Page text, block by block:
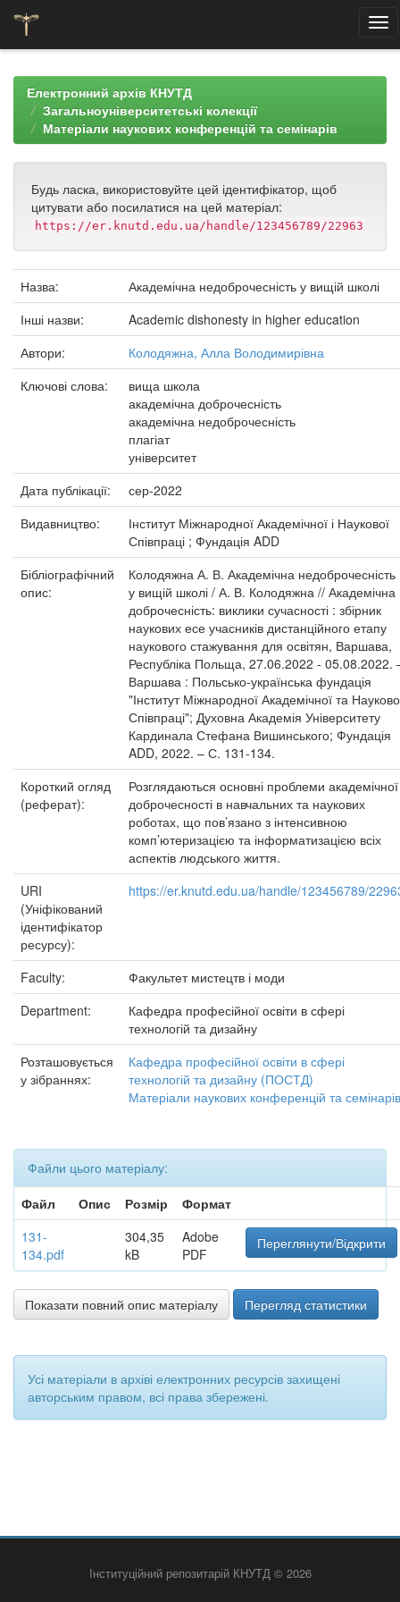
navigationЕлектронний архів КНУТД
Загальноуніверситетські колекції
Матеріали наукових конференцій та семінарів
Будь ласка, використовуйте цей ідентифікатор, щоб
цитувати або посилатися на цей матеріал:
https://er.knutd.edu.ua/handle/123456789/22963
Назва:
Академічна недоброчесність у вищій школі
Інші назви:
Academic dishonesty in higher education
Автори:
Колодяжна, Алла Володимирівна
Ключові слова:
вища школа
академічна доброчесність
академічна недоброчесність
плагіат
університет
Дата публікації:
сер-2022
Видавництво:
Інститут Міжнародної Академічної і Наукової
Співпраці ; Фундація ADD
Бібліографічний
опис:
Колодяжна А. В. Академічна недоброчесність
у вищій школі / А. В. Колодяжна // Академічна
доброчесність: виклики сучасності : збірник
наукових есе учасників дистанційного етапу
наукового стажування для освітян, Варшава,
Республіка Польща, 27.06.2022 - 05.08.2022.
Варшава : Польсько-українська фундація
"Інститут Міжнародної Академічної та
Співпраці"; Духовна Академія Університету
Кардинала Стефана Вишинського; Фундація
ADD, 2022. – С. 131-134.
Короткий огляд
(реферат):
Розглядаються основні проблеми академічної
доброчесності в навчальних та наукових
роботах, що пов’язано з інтенсивною
комп’ютеризацією та інформатизацією всіх
аспектів людського життя.
URI
(Уніфікований
ідентифікатор
ресурсу):
https://er.knutd.edu.ua/handle/123456789/
Faculty:
Факультет мистецтв і моди
Department:
Кафедра професійної освіти в сфері
технологій та дизайну
Розташовується
у зібраннях:
Кафедра професійної освіти в сфері
технологій та дизайну (ПОСТД)
Матеріали наукових конференцій та семінарів
Файли цього матеріалу:
Файл
Опис Розмір
Формат
131-
134.pdf
304,35
kB
Adobe
PDF
Переглянути/Відкрити
Показати повний опис матеріалу Перегляд статистики
Усі матеріали в архіві електронних ресурсів захищені
авторським правом, всі права збережені.
Інституційний репозитарій КНУТД © 2026